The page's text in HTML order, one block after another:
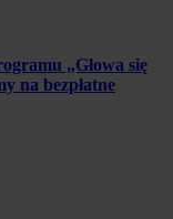
„Głowa się
na bezpłatne